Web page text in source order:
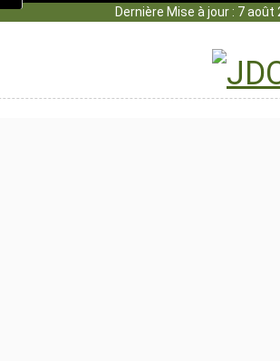
Dernière Mise à jour : 7 août